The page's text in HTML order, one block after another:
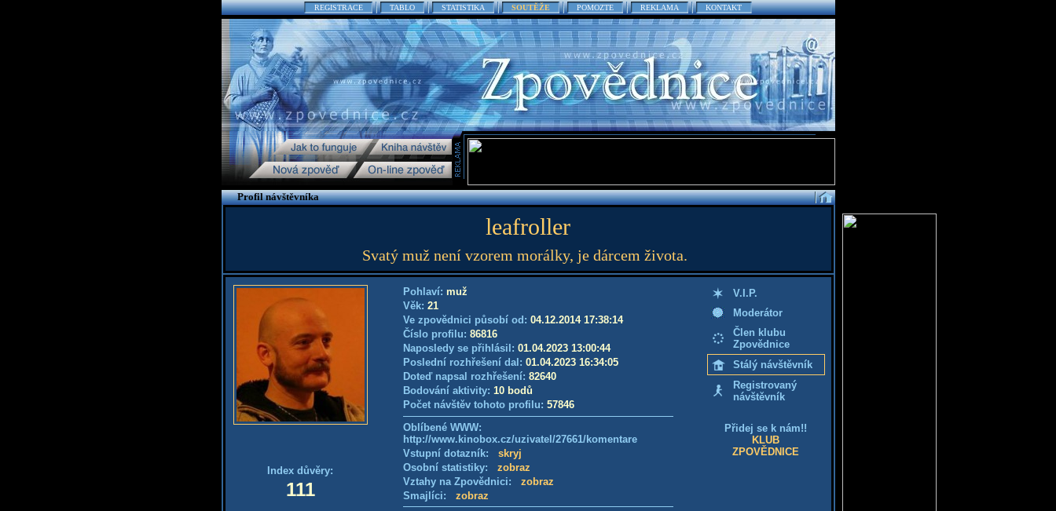
REGISTRACE TABLO STATISTIKA SOUTĚŽE POMOZTE REKLAMA KONTAKT
Profil návštěvníka
leafroller
Svatý muž není vzorem morálky, je dárcem života.
Index důvěry:
111
Pohlaví: muž
Věk: 21
Ve zpovědnici působí od: 04.12.2014 17:38:14
Číslo profilu: 86816
Naposledy se přihlásil: 01.04.2023 13:00:44
Poslední rozhřešení dal: 01.04.2023 16:34:05
Doteď napsal rozhřešení: 82640
Bodování aktivity: 10 bodů
Počet návštěv tohoto profilu: 57846
Oblíbené WWW:
http://www.kinobox.cz/uzivatel/27661/komentare
Vstupní dotazník: skryj
Osobní statistiky: zobraz
Vztahy na Zpovědnici: zobraz
Smajlíci: zobraz
V.I.P.
Moderátor
Člen klubu
Zpovědnice
Stálý návštěvník
Registrovaný
návštěvník
Přidej se k nám!!
KLUB
ZPOVĚDNICE